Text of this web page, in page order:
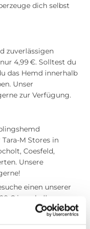
dich selbst
zuverlässigen
4,99 €. Solltest du
das Hemd innerhalb
Unser
zur Verfügung.
M Stores in
Coesfeld,
Unsere
einen unserer
€ innerhalb
30 Tagen nach Kauf